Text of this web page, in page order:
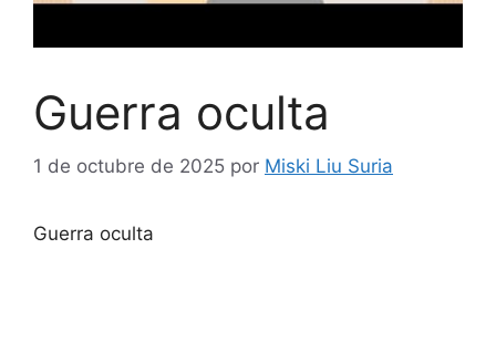
Guerra oculta
1 de octubre de 2025 por Miski Liu Suria
Guerra oculta